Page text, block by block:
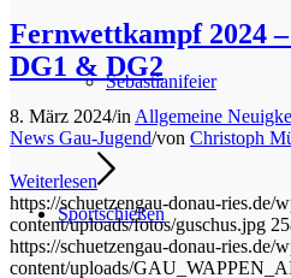
Sebastianifeier
Sportschießen
Fernwettkampf 2024
DG1 & DG2
8. März 2024/inAllgemeine
News Gau-Jugend/von Christoph
Weiterlesen
https://schuetzengau-donau-ries.de/
content/uploads/fotos/guschus.jpg
https://schuetzengau-donau-ries.de/
content/uploads/